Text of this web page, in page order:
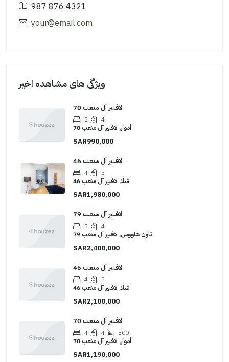
987 876 4321
your@email.com
ویژگی های مشاهده اخیر
لافنير آل متعب 70
3
4
أدوار, لافنير آل متعب 70
SAR990,000
لافنير آل متعب 46
4
5
فيلا, لافنير آل متعب 46
SAR1,980,000
لافنير آل متعب 79
3
4
تاون هاووس, لافنير آل متعب 79
SAR2,400,000
لافنير آل متعب 46
4
5
فيلا, لافنير آل متعب 46
SAR2,100,000
لافنير آل متعب 70
4 4
300
أدوار, لافنير آل متعب 70
SAR1,190,000